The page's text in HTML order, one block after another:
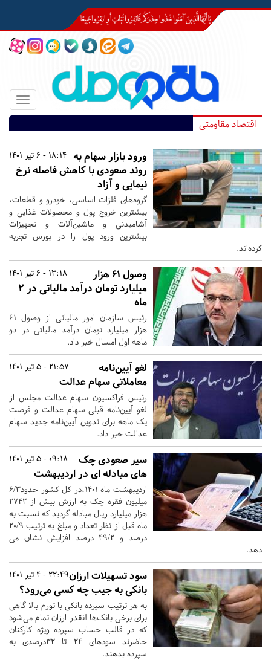
Toggle
اقتصاد مقاومتی
18:14 - 6 تیر 1401 ورود بازار سهام به
روند صعودی با کاهش فاصله نرخ
نیمایی و آزاد
گروه‌های فلزات اساسی، خودرو و قطعات،
بیشترین خروج پول و محصولات غذایی و
آشامیدنی و ماشین‌آلات و تجهیزات
بیشترین ورود پول را در بورس تجربه
کرده‌اند.
13:18 - 6 تیر 1401
وصول ۶۱ هزار
میلیارد تومان درآمد مالیاتی در ۲
ماه
رئیس سازمان امور مالیاتی از وصول ۶۱
هزار میلیارد تومان درآمد مالیاتی در دو
ماهه اول امسال خبر داد.
21:57 - 5 تیر 1401
لغو آیین‌نامه
معاملاتی سهام عدالت
رئیس فراکسیون سهام عدالت مجلس از
لغو آیین‌نامه قبلی سهام عدالت و فرصت
یک ماهه برای تدوین آیین‌نامه جدید سهام
عدالت خبر داد.
09:18 - 5 تیر 1401
سیر صعودی چک
های مبادله ای در اردیبهشت
اردیبهشت ماه ۱۴۰۱،در کل کشور حدود۶/۳
میلیون فقره چک به ارزش بیش از ۲۷۴۲
هزار میلیارد ریال مبادله گردید که نسبت به
ماه قبل از نظر تعداد و مبلغ به ترتیب ۲۰/۹
درصد و ۴۹/۲ درصد افزایش نشان می
دهد.
22:49 - 4 تیر 1401سود تسهیلات ارزان
بانکی به جیب چه کسی می‌رود؟
به هر ترتیب سپرده بانکی با تورم بالا گاهی
برای برخی بانک‌ها آنقدر ارزان تمام می‌شود
که در قالب حساب سپرده ویژه کارکنان
حاضرند سودهای ۲۴ تا ۳۲‌درصدی به
سپرده بدهند.